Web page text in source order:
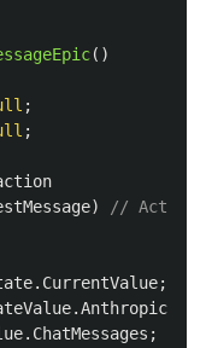
()
;
;
)
//
. CurrentValue;
.Anthropic
. ChatMessages ;